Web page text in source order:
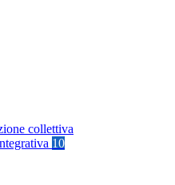
collettiva
10